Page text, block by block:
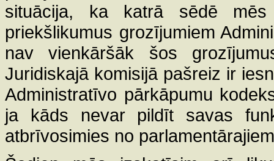
situācija, ka katrā sēdē
priekšlikumus grozījumiem
nav vienkāršāk šos
Juridiskajā komisijā pašreiz ir
Administratīvo pārkāpumu
ja kāds nevar pildīt savas
atbrīvosimies no